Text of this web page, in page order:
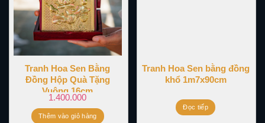
Tranh Hoa Sen Bằng
Đồng Hộp Quà Tặng
Vuông 16cm
1.400.000
Thêm vào giỏ hàng
Tranh Hoa Sen bằng đồng
khổ 1m7x90cm
Đọc tiếp